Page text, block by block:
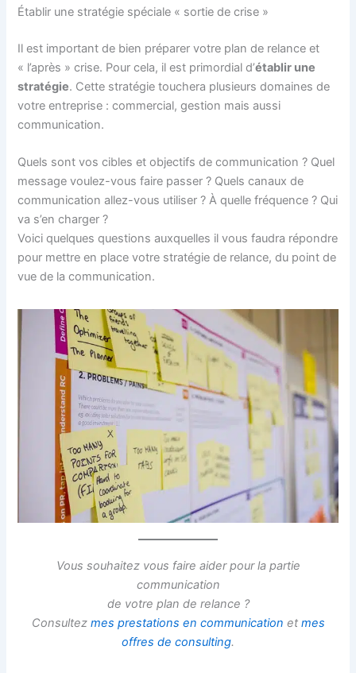
Établir une stratégie spéciale « sortie de crise »
Il est important de bien préparer votre plan de relance et
« l’après » crise. Pour cela, il est primordial d’établir une
stratégie. Cette stratégie touchera plusieurs domaines de
votre entreprise : commercial, gestion mais aussi
communication.
Quels sont vos cibles et objectifs de communication ? Quel
message voulez-vous faire passer ? Quels canaux de
communication allez-vous utiliser ? À quelle fréquence ? Qui
va s’en charger ?
Voici quelques questions auxquelles il vous faudra répondre
pour mettre en place votre stratégie de relance, du point de
vue de la communication.
Vous souhaitez vous faire aider pour la partie
communication
de votre plan de relance ?
Consultez mes prestations en communication et mes
offres de consulting.